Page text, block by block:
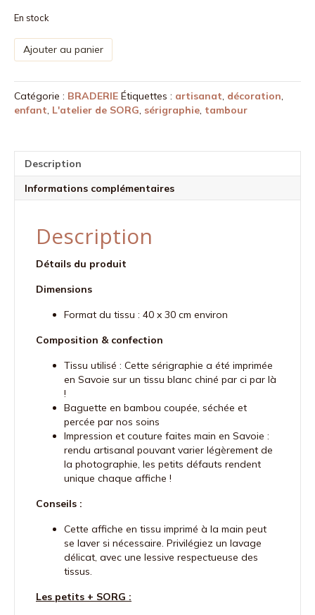
En stock
quantité
de
tissu
grand
Pluie
d'amour
Ajouter au panier
Catégorie : BRADERIE Étiquettes : artisanat, décoration,
enfant, L'atelier de SORG, sérigraphie, tambour
Description
Informations complémentaires
Description
Détails du produit
Dimensions
Format du tissu : 40 x 30 cm environ
Composition & confection
Tissu utilisé : Cette sérigraphie a été imprimée
en Savoie sur un tissu blanc chiné par ci par là
!
Baguette en bambou coupée, séchée et
percée par nos soins
Impression et couture faites main en Savoie :
rendu artisanal pouvant varier légèrement de
la photographie, les petits défauts rendent
unique chaque affiche !
Conseils :
Cette affiche en tissu imprimé à la main peut
se laver si nécessaire. Privilégiez un lavage
délicat, avec une lessive respectueuse des
tissus.
Les petits + SORG :